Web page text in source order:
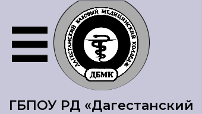
ГБПОУ РД «Дагестанский